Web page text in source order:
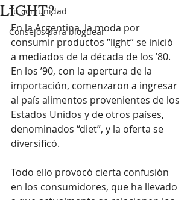
Tu comunidad
Consejos para bloguear
LIGHT?
En la Argentina, la moda por
consumir productos “light” se inició
a mediados de la década de los ’80.
En los ’90, con la apertura de la
importación, comenzaron a ingresar
al país alimentos provenientes de los
Estados Unidos y de otros países,
denominados “diet”, y la oferta se
diversificó.
Todo ello provocó cierta confusión
en los consumidores, que ha llevado